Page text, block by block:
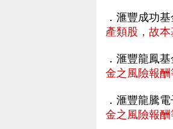
．滙豐成功
產類股，故
．滙豐龍鳳
金之風險報酬
．滙豐龍騰
金之風險報酬